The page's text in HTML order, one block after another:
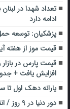
ادامه دارد
پزشکیان: توسعه
قیمت موز از هفته
افزایش یافت +
یارانه دهک اول تا
دور دنیا در ۹ روز / انقلاب در صنعت هوانوردی با هواپیمای هیدروژنی